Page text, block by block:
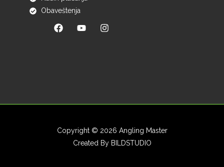
Obaveštenja
Copyright © 2026 Angling Master
Created By BILDSTUDIO